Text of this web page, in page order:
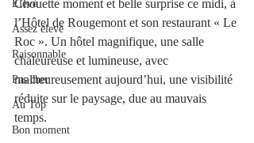
Elevé
Assez élevé
Raisonnable
Pas cher
Au Top
Bon moment
Chouette moment et belle surprise ce midi, à
l’Hôtel de Rougemont et son restaurant « Le
Roc ». Un hôtel magnifique, une salle
chaleureuse et lumineuse, avec
malheureusement aujourd’hui, une visibilité
réduite sur le paysage, due au mauvais
temps.